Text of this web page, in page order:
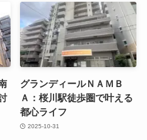
グランディールＮＡＭＢ
Ａ：桜川駅徒歩圏で叶える
都心ライフ
2025-10-31